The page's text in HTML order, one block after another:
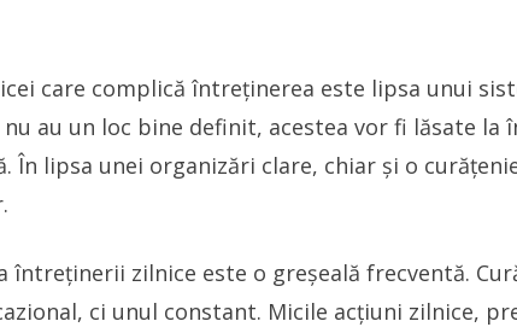
care complică întreținerea este lipsa unui
au un loc bine definit, acestea vor fi lăsate la
În lipsa unei organizări clare, chiar și o
întreținerii zilnice este o greșeală frecventă.
ci unul constant. Micile acțiuni zilnice,